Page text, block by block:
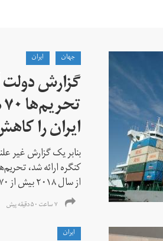
جهان ايران
گزارش دولت
ایران را
بنابر یک گزارش غیر
کنگره ارائه شد،
از سال ۲۰۱۸ بیش از ۷۰...
۷ ساعت ۵۰ دقیقه پیش
ايران